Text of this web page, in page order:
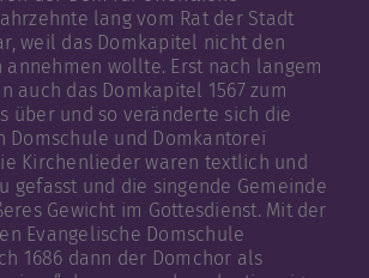
lang vom Rat der Stadt
weil das Domkapitel nicht den
annehmen wollte. Erst nach langem
auch das Domkapitel 1567 zum
über und so veränderte sich die
Domschule und Domkantorei
Kirchenlieder waren textlich und
gefasst und die singende Gemeinde
Gewicht im Gottesdienst. Mit der
Evangelische Domschule
1686 dann der Domchor als